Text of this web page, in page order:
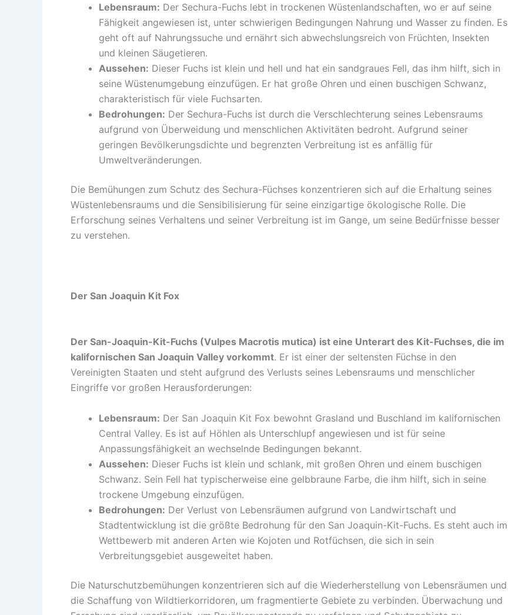
Lebensraum: Der Sechura-Fuchs lebt in trockenen Wüstenlandschaften, wo er auf seine
Fähigkeit angewiesen ist, unter schwierigen Bedingungen Nahrung und Wasser zu finden. Es
geht oft auf Nahrungssuche und ernährt sich abwechslungsreich von Früchten, Insekten
und kleinen Säugetieren.
Aussehen: Dieser Fuchs ist klein und hell und hat ein sandgraues Fell, das ihm hilft, sich in
seine Wüstenumgebung einzufügen. Er hat große Ohren und einen buschigen Schwanz,
charakteristisch für viele Fuchsarten.
Bedrohungen: Der Sechura-Fuchs ist durch die Verschlechterung seines Lebensraums
aufgrund von Überweidung und menschlichen Aktivitäten bedroht. Aufgrund seiner
geringen Bevölkerungsdichte und begrenzten Verbreitung ist es anfällig für
Umweltveränderungen.
Die Bemühungen zum Schutz des Sechura-Füchses konzentrieren sich auf die Erhaltung seines
Wüstenlebensraums und die Sensibilisierung für seine einzigartige ökologische Rolle. Die
Erforschung seines Verhaltens und seiner Verbreitung ist im Gange, um seine Bedürfnisse besser
zu verstehen.
Der San Joaquin Kit Fox
Der San-Joaquin-Kit-Fuchs (Vulpes Macrotis mutica) ist eine Unterart des Kit-Fuchses, die im
kalifornischen San Joaquin Valley vorkommt. Er ist einer der seltensten Füchse in den
Vereinigten Staaten und steht aufgrund des Verlusts seines Lebensraums und menschlicher
Eingriffe vor großen Herausforderungen:
Lebensraum: Der San Joaquin Kit Fox bewohnt Grasland und Buschland im kalifornischen
Central Valley. Es ist auf Höhlen als Unterschlupf angewiesen und ist für seine
Anpassungsfähigkeit an wechselnde Bedingungen bekannt.
Aussehen: Dieser Fuchs ist klein und schlank, mit großen Ohren und einem buschigen
Schwanz. Sein Fell hat typischerweise eine gelbbraune Farbe, die ihm hilft, sich in seine
trockene Umgebung einzufügen.
Bedrohungen: Der Verlust von Lebensräumen aufgrund von Landwirtschaft und
Stadtentwicklung ist die größte Bedrohung für den San Joaquin-Kit-Fuchs. Es steht auch im
Wettbewerb mit anderen Arten wie Kojoten und Rotfüchsen, die sich in sein
Verbreitungsgebiet ausgeweitet haben.
Die Naturschutzbemühungen konzentrieren sich auf die Wiederherstellung von Lebensräumen und
die Schaffung von Wildtierkorridoren, um fragmentierte Gebiete zu verbinden. Überwachung und